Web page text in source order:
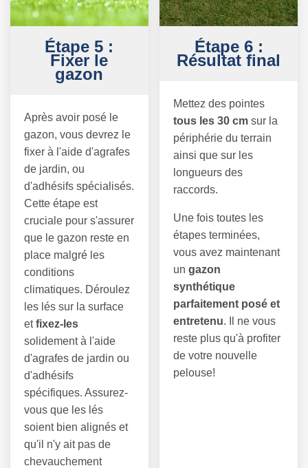
Étape 5 :
Fixer le
gazon
Après avoir posé le
gazon, vous devrez le
fixer à l'aide d'agrafes
de jardin, ou
d'adhésifs spécialisés.
Cette étape est
cruciale pour s'assurer
que le gazon reste en
place malgré les
conditions
climatiques. Déroulez
les lés sur la surface
etfixez-les
solidement à l'aide
d'agrafes de jardin ou
d'adhésifs
spécifiques. Assurez-
vous que les lés
soient bien alignés et
qu'il n'y ait pas de
chevauchement
Étape 6 :
Résultat final
Mettez des pointes
tous les 30 cm sur la
périphérie du terrain
ainsi que sur les
longueurs des
raccords.
Une fois toutes les
étapes terminées,
vous avez maintenant
ungazon
synthétique
parfaitement posé et
entretenu. Il ne vous
reste plus qu'à profiter
de votre nouvelle
pelouse!